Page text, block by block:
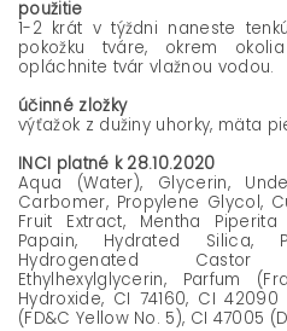
použitie
1-2 krát v týždni naneste
pokožku tváre, okrem
opláchnite tvár vlažnou vodou.
účinné zložky
výťažok z dužiny uhorky, mäta
INCI platné k 28.10.2020
Aqua (Water), Glycerin,
Carbomer, Propylene Glycol,
Fruit Extract, Mentha
Papain, Hydrated Silica,
Hydrogenated Castor
Ethylhexylglycerin, Parfum
Hydroxide, CI 74160, CI 42090
(FD&C Yellow No. 5), CI 47005